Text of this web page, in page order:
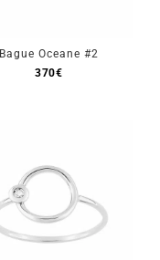
Bague Oceane #2
370€